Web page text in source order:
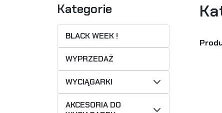
Kategorie
BLACK WEEK !
WYPRZEDAŻ
WYCIĄGARKI
AKCESORIA DO